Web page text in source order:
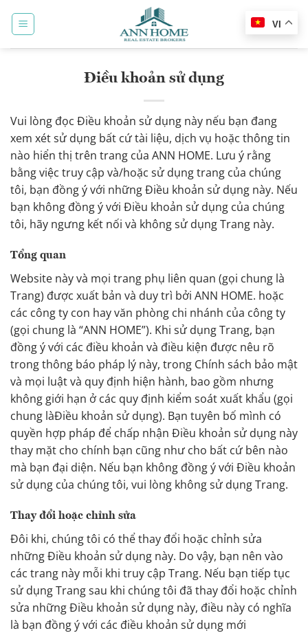
qua
VI
Điều khoản sử dụng
Vui lòng đọc Điều khoản sử dụng này nếu bạn đang
xem xét sử dụng bất cứ tài liệu, dịch vụ hoặc thông tin
nào hiển thị trên trang của ANN HOME. Lưu ý rằng
bằng việc truy cập và/hoặc sử dụng trang của chúng
tôi, bạn đồng ý với những Điều khoản sử dụng này. Nếu
bạn không đồng ý với Điều khoản sử dụng của chúng
tôi, hãy ngưng kết nối và không sử dụng Trang này.
Tổng quan
Website này và mọi trang phụ liên quan (gọi chung là
Trang) được xuất bản và duy trì bởi ANN HOME. hoặc
các công ty con hay văn phòng chi nhánh của công ty
(gọi chung là “ANN HOME”). Khi sử dụng Trang, bạn
đồng ý với các điều khoản và điều kiện được nêu rõ
trong thông báo pháp lý này, trong Chính sách bảo mật
và mọi luật và quy định hiện hành, bao gồm nhưng
không giới hạn ở các quy định kiểm soát xuất khẩu (gọi
chung làĐiều khoản sử dụng). Bạn tuyên bố mình có
quyền hợp pháp để chấp nhận Điều khoản sử dụng này
thay mặt cho chính bạn cũng như cho bất cứ bên nào
mà bạn đại diện. Nếu bạn không đồng ý với Điều khoản
sử dụng của chúng tôi, vui lòng không sử dụng Trang.
Thay đổi hoặc chỉnh sửa
Đôi khi, chúng tôi có thể thay đổi hoặc chỉnh sửa
những Điều khoản sử dụng này. Do vậy, bạn nên vào
các trang này mỗi khi truy cập Trang. Nếu bạn tiếp tục
sử dụng Trang sau khi chúng tôi đã thay đổi hoặc chỉnh
sửa những Điều khoản sử dụng này, điều này có nghĩa
là bạn đồng ý với các điều khoản sử dụng mới